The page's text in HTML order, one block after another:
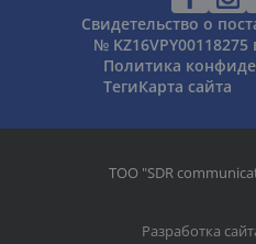
Свидетельство о
№
Политика
ТегиКарта сайта
ТОО "SDR
Разработка